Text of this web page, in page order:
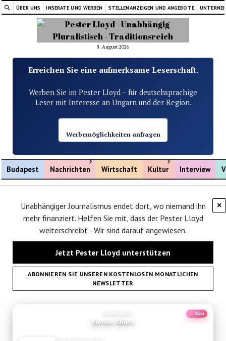
ÜBER UNS INSERATE UND WERBEN STELLENANZEIGEN UND ANGEBOTE
8. August 2026
Erreichen Sie eine aufmerksame Leserschaft.
Werben Sie im Pester Lloyd – für deutschsprachige
Leser mit Interesse an Ungarn und der Region.
Werbemöglichkeiten anfragen
Budapest Nachrichten
Menü öffnen
Wirtschaft Kultur
Menü öffnen
Interview
×
Unabhängiger Journalismus endet dort, wo niemand ihn
mehr finanziert. Helfen Sie mit, dass der Pester Lloyd
weiterschreibt - Wir sind darauf angewiesen.
Jetzt Pester Lloyd unterstützen
ABONNIEREN SIE UNSEREN KOSTENLOSEN MONATLICHEN
NEWSLETTER
Neu
Merino Shirts